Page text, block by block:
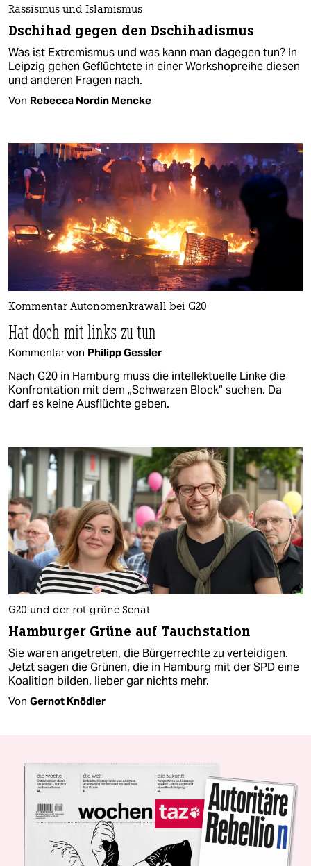
Rassismus und Islamismus
Dschihad gegen den Dschihadismus
Was ist Extremismus und was kann man dagegen tun? In
Leipzig gehen Geflüchtete in einer Workshopreihe diesen
und anderen Fragen nach.
Von Rebecca Nordin Mencke
Kommentar Autonomenkrawall bei G20
Hat doch mit links zu tun
Kommentar von Philipp Gessler
Nach G20 in Hamburg muss die intellektuelle Linke die
Konfrontation mit dem „Schwarzen Block“ suchen. Da
darf es keine Ausflüchte geben.
G20 und der rot-grüne Senat
Hamburger Grüne auf Tauchstation
Sie waren angetreten, die Bürgerrechte zu verteidigen.
Jetzt sagen die Grünen, die in Hamburg mit der SPD eine
Koalition bilden, lieber gar nichts mehr.
Von Gernot Knödler